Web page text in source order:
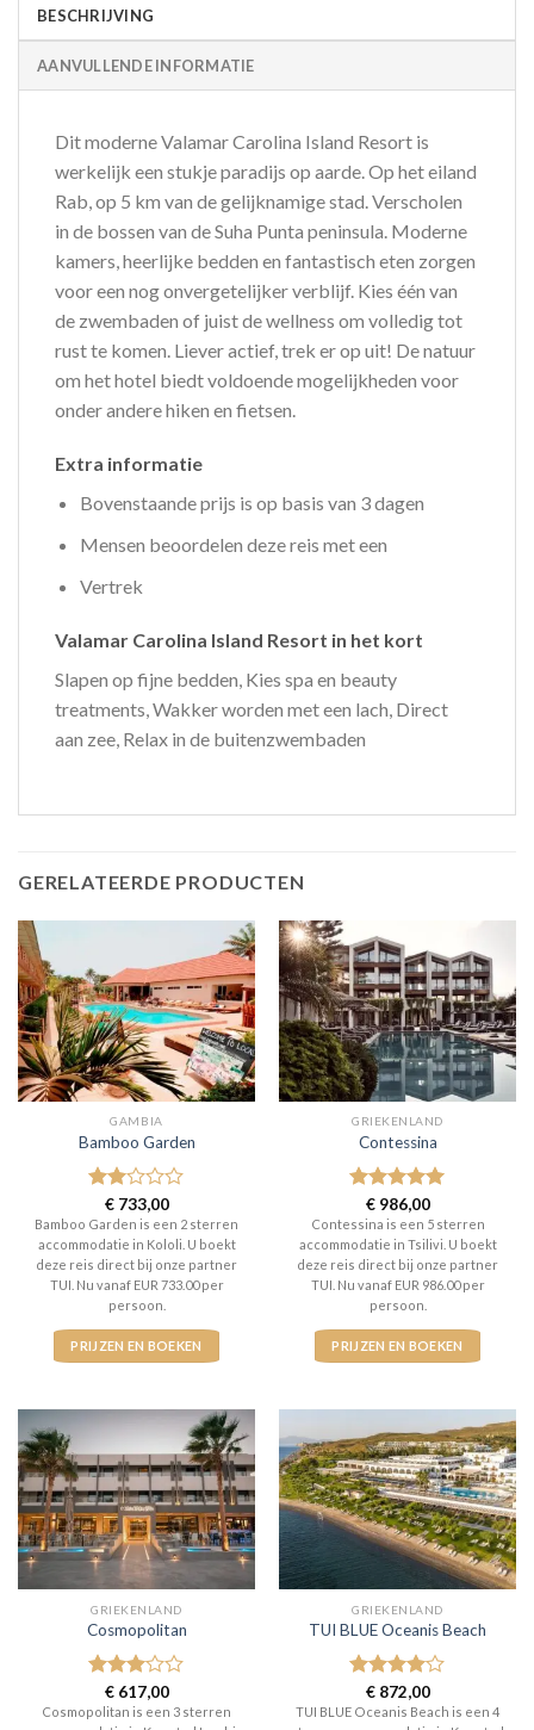
BESCHRIJVING
AANVULLENDE INFORMATIE
Dit moderne Valamar Carolina Island Resort is
werkelijk een stukje paradijs op aarde. Op het eiland
Rab, op 5 km van de gelijknamige stad. Verscholen
in de bossen van de Suha Punta peninsula. Moderne
kamers, heerlijke bedden en fantastisch eten zorgen
voor een nog onvergetelijker verblijf. Kies één van
de zwembaden of juist de wellness om volledig tot
rust te komen. Liever actief, trek er op uit! De natuur
om het hotel biedt voldoende mogelijkheden voor
onder andere hiken en fietsen.
Extra informatie
Bovenstaande prijs is op basis van 3 dagen
Mensen beoordelen deze reis met een
Vertrek
Valamar Carolina Island Resort in het kort
Slapen op fijne bedden, Kies spa en beauty
treatments, Wakker worden met een lach, Direct
aan zee, Relax in de buitenzwembaden
GERELATEERDE PRODUCTEN
GAMBIA
Bamboo Garden
Gewaardeerd
2uit
5
€733,00
Bamboo Garden is een 2 sterren
accommodatie in Kololi. U boekt
deze reis direct bij onze partner
TUI. Nu vanaf EUR 733.00 per
persoon.
PRIJZEN EN BOEKEN
GRIEKENLAND
Contessina
Gewaardeerd
5uit 5
€986,00
Contessina is een 5 sterren
accommodatie in Tsilivi. U boekt
deze reis direct bij onze partner
TUI. Nu vanaf EUR 986.00 per
persoon.
PRIJZEN EN BOEKEN
GRIEKENLAND
Cosmopolitan
Gewaardeerd
3uit 5
€617,00
Cosmopolitan is een 3 sterren
GRIEKENLAND
TUI BLUE Oceanis Beach
Gewaardeerd
4uit 5
€872,00
TUI BLUE Oceanis Beach is een 4